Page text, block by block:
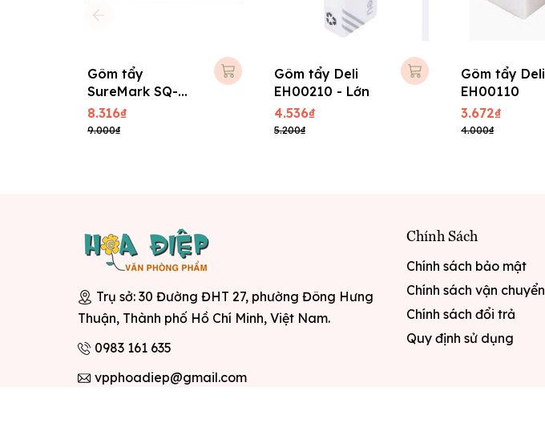
Gôm tẩy
SureMark SQ-
2220 - Lớn
8.316₫
9.000₫
Gôm tẩy Deli
EH00210 - Lớn
4.536₫
5.200₫
Gôm tẩy Deli
EH00110
3.672₫
4.000₫
Trụ sở: 30 Đường ĐHT 27, phường Đông Hưng
Thuận, Thành phố Hồ Chí Minh, Việt Nam.
0983 161 635
vpphoadiep@gmail.com
Chính Sách
Chính sách bảo mật
Chính sách vận chuyển
Chính sách đổi trả
Quy định sử dụng